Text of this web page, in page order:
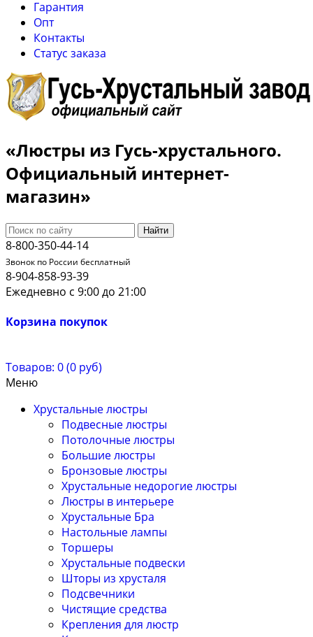
Гарантия
Опт
Контакты
Cтатус заказа
«Люстры из Гусь-хрустального.
Официальный интернет-
магазин»
Найти
8-800-350-44-14
Звонок по России бесплатный
8-904-858-93-39
Ежедневно с 9:00 до 21:00
Корзина покупок
Товаров: 0 (0 руб)
Меню
Хрустальные люстры
Подвесные люстры
Потолочные люстры
Большие люстры
Бронзовые люстры
Хрустальные недорогие люстры
Люстры в интерьере
Хрустальные Бра
Настольные лампы
Торшеры
Хрустальные подвески
Шторы из хрусталя
Подсвечники
Чистящие средства
Крепления для люстр